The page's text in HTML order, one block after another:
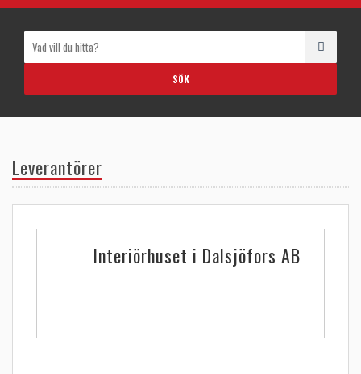
Leverantörer
Interiörhuset i Dalsjöfors AB